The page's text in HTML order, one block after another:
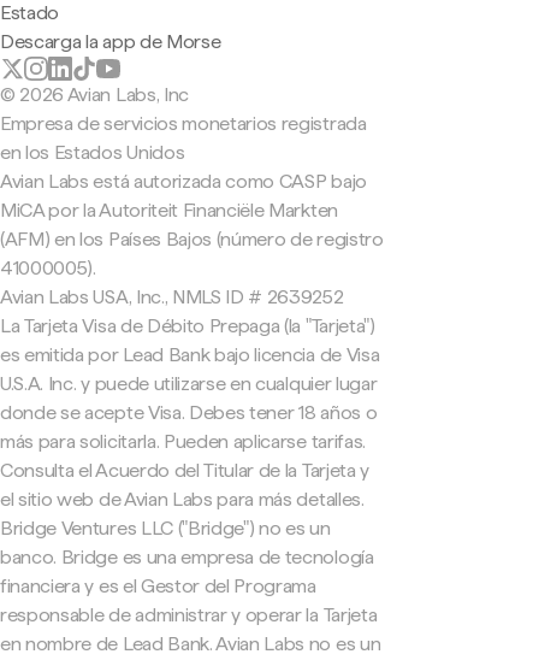
Estado
Descarga la app de Morse
© 2026 Avian Labs, Inc
Empresa de servicios monetarios registrada
en los Estados Unidos
Avian Labs está autorizada como CASP bajo
MiCA por la Autoriteit Financiële Markten
(AFM) en los Países Bajos (número de registro
41000005).
Avian Labs USA, Inc., NMLS ID # 2639252
La Tarjeta Visa de Débito Prepaga (la "Tarjeta")
es emitida por Lead Bank bajo licencia de Visa
U.S.A. Inc. y puede utilizarse en cualquier lugar
donde se acepte Visa. Debes tener 18 años o
más para solicitarla. Pueden aplicarse tarifas.
Consulta el Acuerdo del Titular de la Tarjeta y
el sitio web de Avian Labs para más detalles.
Bridge Ventures LLC ("Bridge") no es un
banco. Bridge es una empresa de tecnología
financiera y es el Gestor del Programa
responsable de administrar y operar la Tarjeta
en nombre de Lead Bank. Avian Labs no es un